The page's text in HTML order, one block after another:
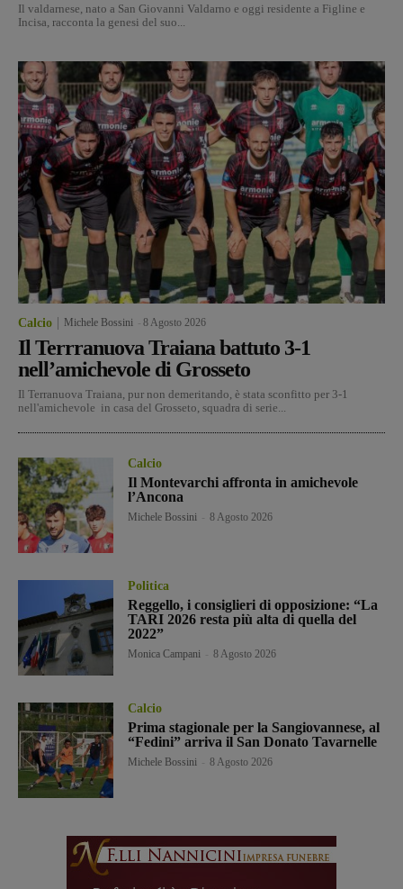
Il valdarnese, nato a San Giovanni Valdarno e oggi residente a Figline e
Incisa, racconta la genesi del suo...
Calcio Michele Bossini 8 Agosto 2026
Il Terrranuova Traiana battuto 3-1
nell’amichevole di Grosseto
Il Terranuova Traiana, pur non demeritando, è stata sconfitto per 3-1
nell'amichevole in casa del Grosseto, squadra di serie...
Calcio
Il Montevarchi affronta in amichevole
l’Ancona
Michele Bossini 8 Agosto 2026
Politica
Reggello, i consiglieri di opposizione: “La
TARI 2026 resta più alta di quella del
2022”
Monica Campani 8 Agosto 2026
Calcio
Prima stagionale per la Sangiovannese, al
“Fedini” arriva il San Donato Tavarnelle
Michele Bossini 8 Agosto 2026